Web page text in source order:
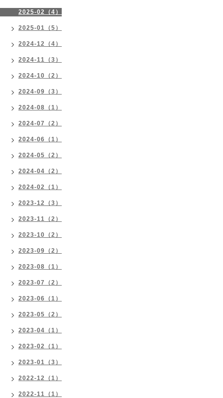
2025-02（4）
2025-01（5）
2024-12（4）
2024-11（3）
2024-10（2）
2024-09（3）
2024-08（1）
2024-07（2）
2024-06（1）
2024-05（2）
2024-04（2）
2024-02（1）
2023-12（3）
2023-11（2）
2023-10（2）
2023-09（2）
2023-08（1）
2023-07（2）
2023-06（1）
2023-05（2）
2023-04（1）
2023-02（1）
2023-01（3）
2022-12（1）
2022-11（1）